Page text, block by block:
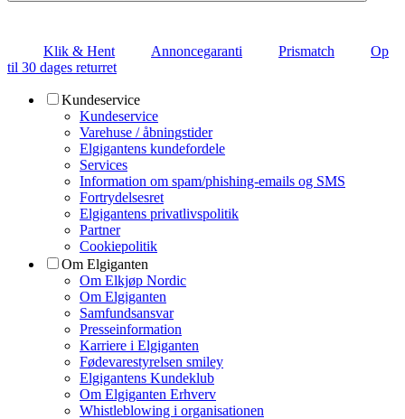
Klik & Hent Annoncegaranti Prismatch
Op
til 30 dages returret
Kundeservice
Kundeservice
Varehuse / åbningstider
Elgigantens kundefordele
Services
Information om spam/phishing-emails og SMS
Fortrydelsesret
Elgigantens privatlivspolitik
Partner
Cookiepolitik
Om Elgiganten
Om Elkjøp Nordic
Om Elgiganten
Samfundsansvar
Presseinformation
Karriere i Elgiganten
Fødevarestyrelsen smiley
Elgigantens Kundeklub
Om Elgiganten Erhverv
Whistleblowing i organisationen